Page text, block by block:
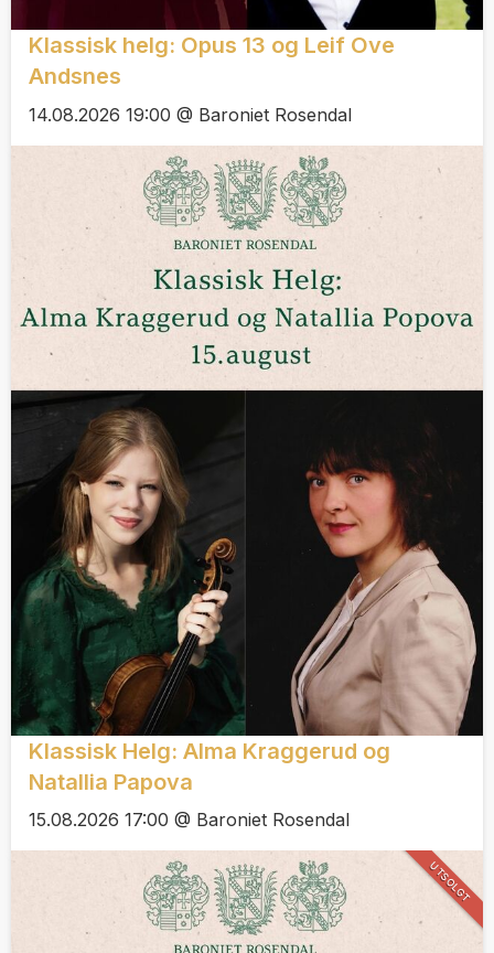
Klassisk helg: Opus 13 og Leif Ove
Andsnes
14.08.2026 19:00 @ Baroniet Rosendal
Klassisk Helg: Alma Kraggerud og
Natallia Papova
15.08.2026 17:00 @ Baroniet Rosendal
UTSOLGT